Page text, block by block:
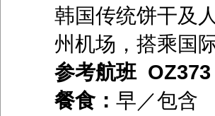
韩国传统饼干及
州机场，搭乘国
参考航班
餐食： 早／包